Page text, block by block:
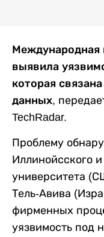
Международная
выявила
которая
данных,
TechRadar.
Проблему
Иллинойсского
университета
Тель-Авива
фирменных
уязвимость под